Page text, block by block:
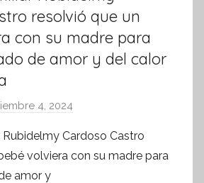
resolvió que un
con su madre para
de amor y del calor
4, 2024
r
S
Cardoso Castro
volviera con su madre para
amor y